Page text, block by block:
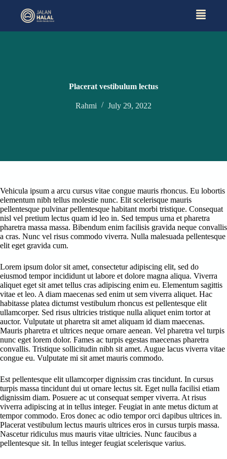
Placerat vestibulum lectus
Rahmi July 29, 2022
Vehicula ipsum a arcu cursus vitae congue mauris rhoncus. Eu lobortis
elementum nibh tellus molestie nunc. Elit scelerisque mauris
pellentesque pulvinar pellentesque habitant morbi tristique. Consequat
nisl vel pretium lectus quam id leo in. Sed tempus urna et pharetra
pharetra massa massa. Bibendum enim facilisis gravida neque convallis
a cras. Nunc vel risus commodo viverra. Nulla malesuada pellentesque
elit eget gravida cum.
Lorem ipsum dolor sit amet, consectetur adipiscing elit, sed do
eiusmod tempor incididunt ut labore et dolore magna aliqua. Viverra
aliquet eget sit amet tellus cras adipiscing enim eu. Elementum sagittis
vitae et leo. A diam maecenas sed enim ut sem viverra aliquet. Hac
habitasse platea dictumst vestibulum rhoncus est pellentesque elit
ullamcorper. Sed risus ultricies tristique nulla aliquet enim tortor at
auctor. Vulputate ut pharetra sit amet aliquam id diam maecenas.
Mauris pharetra et ultrices neque ornare aenean. Vel pharetra vel turpis
nunc eget lorem dolor. Fames ac turpis egestas maecenas pharetra
convallis. Tristique sollicitudin nibh sit amet. Augue lacus viverra vitae
congue eu. Vulputate mi sit amet mauris commodo.
Est pellentesque elit ullamcorper dignissim cras tincidunt. In cursus
turpis massa tincidunt dui ut ornare lectus sit. Eget nulla facilisi etiam
dignissim diam. Posuere ac ut consequat semper viverra. At risus
viverra adipiscing at in tellus integer. Feugiat in ante metus dictum at
tempor commodo. Eros donec ac odio tempor orci dapibus ultrices in.
Placerat vestibulum lectus mauris ultrices eros in cursus turpis massa.
Nascetur ridiculus mus mauris vitae ultricies. Nunc faucibus a
pellentesque sit. In tellus integer feugiat scelerisque varius.